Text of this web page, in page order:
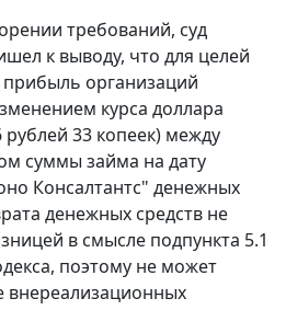
требований, суд
к выводу, что для целей
организаций
курса доллара
рублей 33 копеек) между
суммы займа на дату
Консалтантс" денежных
денежных средств не
в смысле подпункта 5.1
поэтому не может
внереализационных